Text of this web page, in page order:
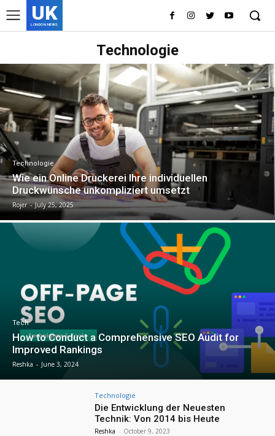
UK
LONDON NEWS
Technologie
Technologie
Wie ein Online Druckerei Ihre individuellen
Druckwünsche unkompliziert umsetzt
Rojer - July 25, 2025
Tech
How to Conduct a Comprehensive SEO Audit for
Improved Rankings
Reshka - June 3, 2024
Technologie
Die Entwicklung der Neuesten
Technik: Von 2014 bis Heute
Reshka - October 9, 2023